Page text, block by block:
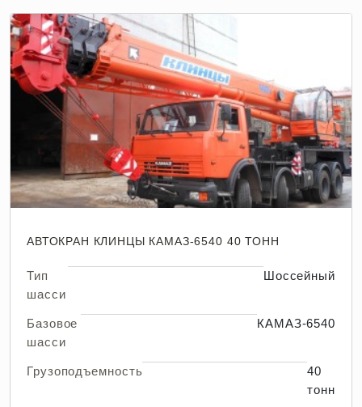
АВТОКРАН КЛИНЦЫ КАМАЗ-6540 40 ТОНН
Тип
шасси
Шоссейный
Базовое
шасси
КАМАЗ-6540
Грузоподъемность
40
тонн